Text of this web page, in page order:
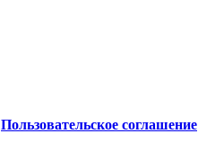
Пользовательское соглашение